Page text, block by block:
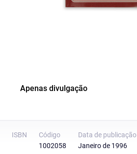
Apenas divulgação
ISBN
Código
1002058
Data de publicação
Janeiro de 1996